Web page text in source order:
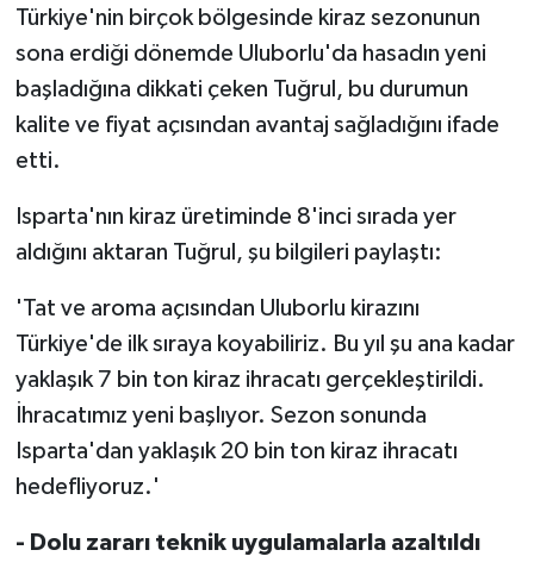
Türkiye'nin birçok bölgesinde kiraz sezonunun
sona erdiği dönemde Uluborlu'da hasadın yeni
başladığına dikkati çeken Tuğrul, bu durumun
kalite ve fiyat açısından avantaj sağladığını ifade
etti.
Isparta'nın kiraz üretiminde 8'inci sırada yer
aldığını aktaran Tuğrul, şu bilgileri paylaştı:
'Tat ve aroma açısından Uluborlu kirazını
Türkiye'de ilk sıraya koyabiliriz. Bu yıl şu ana kadar
yaklaşık 7 bin ton kiraz ihracatı gerçekleştirildi.
İhracatımız yeni başlıyor. Sezon sonunda
Isparta'dan yaklaşık 20 bin ton kiraz ihracatı
hedefliyoruz.'
- Dolu zararı teknik uygulamalarla azaltıldı